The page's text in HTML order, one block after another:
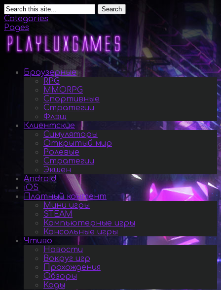
Search
Categories
Pages
Браузерные
RPG
MMORPG
Спортивные
Стратегии
Флэш
Клиентские
Симуляторы
Открытый мир
Ролевые
Стратегии
Экшен
Android
iOS
Платный контент
Мини игры
STEAM
Компьютерные игры
Консольные игры
Чтиво
Новости
Вокруг игр
Прохождения
Обзоры
Коды